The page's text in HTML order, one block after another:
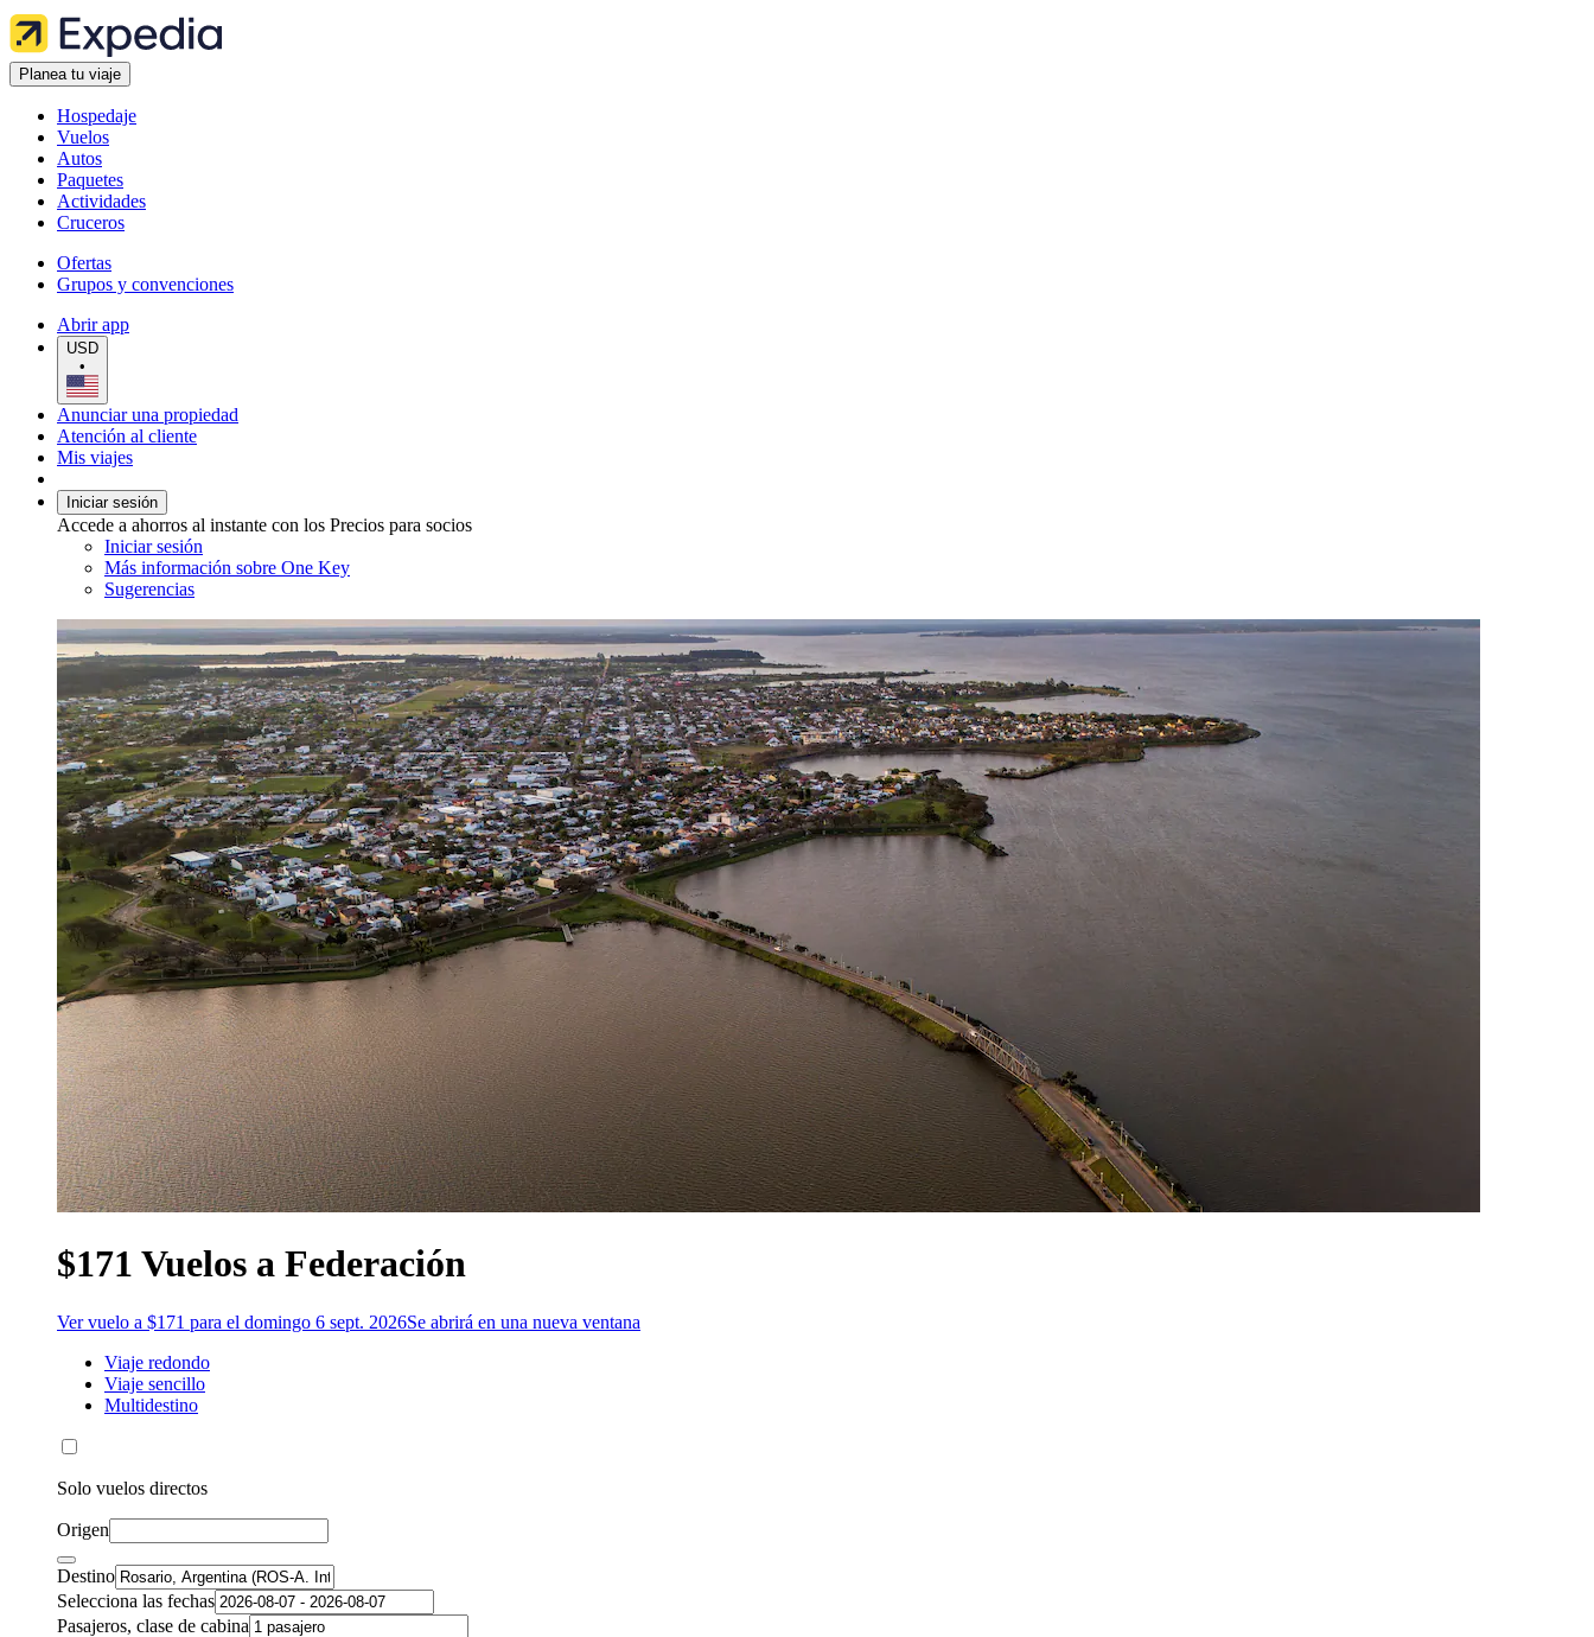
Planea tu viaje
Hospedaje
Vuelos
Autos
Paquetes
Actividades
Cruceros
Ofertas
Grupos y convenciones
Abrir app
USD
•
Anunciar una propiedad
Atención al cliente
Mis viajes
Iniciar sesión
Accede a ahorros al instante con los Precios para socios
Iniciar sesión
Más información sobre One Key
Sugerencias
$171 Vuelos a Federación
Ver vuelo a $171 para el domingo 6 sept. 2026Se abrirá en una nueva ventana
Viaje redondo
Viaje sencillo
Multidestino
Solo vuelos directos
Origen
Destino
Selecciona las fechas
Pasajeros, clase de cabina